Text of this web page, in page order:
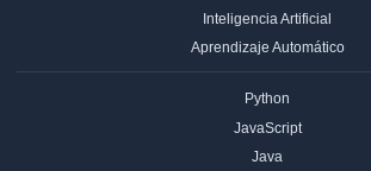
Inteligencia Artificial
Aprendizaje Automático
Python
JavaScript
Java